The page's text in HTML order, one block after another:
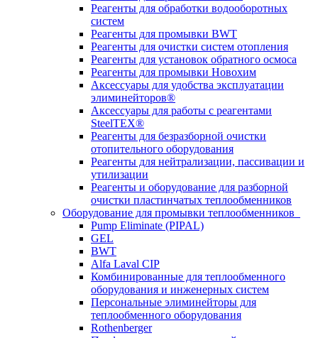
Реагенты для обработки водооборотных
систем
Реагенты для промывки BWT
Реагенты для очистки систем отопления
Реагенты для установок обратного осмоса
Реагенты для промывки Новохим
Аксессуары для удобства эксплуатации
элиминейторов®
Аксессуары для работы с реагентами
SteelTEX®
Реагенты для безразборной очистки
отопительного оборудования
Реагенты для нейтрализации, пассивации и
утилизации
Реагенты и оборудование для разборной
очистки пластинчатых теплообменников
Оборудование для промывки теплообменников
Pump Eliminate (PIPAL)
GEL
BWT
Alfa Laval CIP
Комбинированные для теплообменного
оборудования и инженерных систем
Персональные элиминейторы для
теплообменного оборудования
Rothenberger